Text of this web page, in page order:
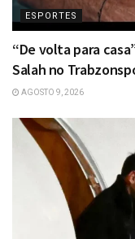
ESPORTES
“De volta para
Salah no
AGOSTO 9, 2026